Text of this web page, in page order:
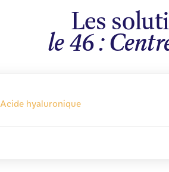
Les
le 46 :
Acide hyaluronique